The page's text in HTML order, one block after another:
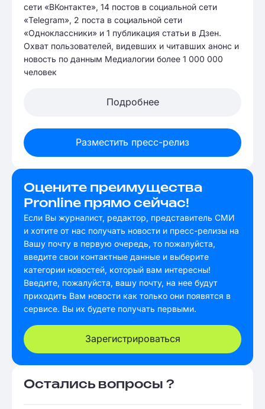
сети «ВКонтакте», 14 постов в социальной сети
«Telegram», 2 поста в социальной сети
«Одноклассники» и 1 публикация статьи в Дзен.
Охват пользователей, видевших и читавших анонс и
новость по данным Медиалогии более 1 000 000
человек
Подробнее
Разместить пресс-релиз
Оцените преимущества
Pronline прямо сейчас!
Если Вы журналист, редактор, представитель СМИ
и хотите от нас получать новости и пресс-релизы на
Вашу почту в первую очередь, то пожалуйста,
введите свои контактные данные и выберите
категории новостей, который вам интересны!
Введите, пожалуйста, вашу почту, на нее будут
приходить Вам новости как только они появятся в
сервисе. Вы их будете получать первыми.
Зарегистрироваться
Остались вопросы ?